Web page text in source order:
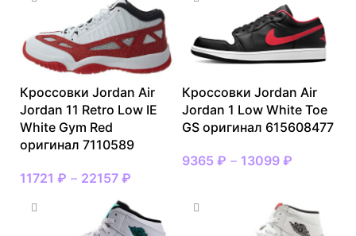
Кроссовки Jordan Air
Jordan 11 Retro Low IE
White Gym Red
оригинал 7110589
11721 ₽ – 22157 ₽
Кроссовки Jordan Air
Jordan 1 Low White Toe
GS оригинал 615608477
9365 ₽ – 13099 ₽